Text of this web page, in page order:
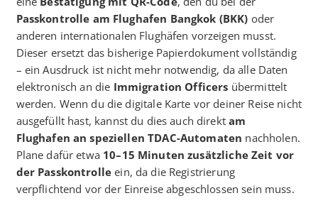
Passkontrolle am Flughafen Bangkok (BKK) oder
anderen internationalen Flughäfen vorzeigen musst.
Dieser ersetzt das bisherige Papierdokument vollständig
– ein Ausdruck ist nicht mehr notwendig, da alle Daten
elektronisch an die Immigration Officers übermittelt
werden. Wenn du die digitale Karte vor deiner Reise nicht
ausgefüllt hast, kannst du dies auch direktam
Flughafen an speziellen TDAC-Automaten nachholen.
Plane dafür etwa 10–15 Minuten zusätzliche Zeit vor
der Passkontrolle ein, da die Registrierung
verpflichtend vor der Einreise abgeschlossen sein muss.